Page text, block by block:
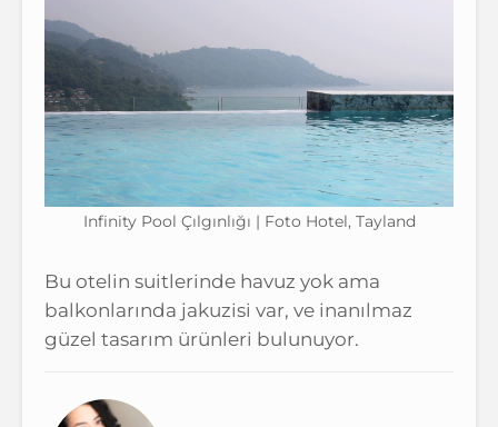
Infinity Pool Çılgınlığı | Foto Hotel, Tayland
Bu otelin suitlerinde havuz yok ama
balkonlarında jakuzisi var, ve inanılmaz
güzel tasarım ürünleri bulunuyor.